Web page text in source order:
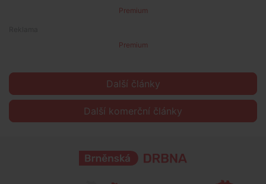
Premium
Premium
Další články
Další komerční články